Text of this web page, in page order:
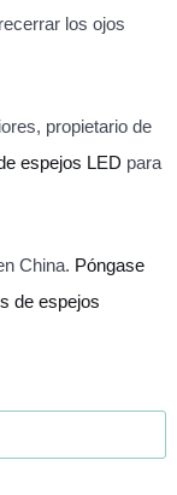
los ojos
propietario de
espejos LED para
China. Póngase
de espejos